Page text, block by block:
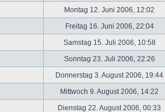
Montag 12. Juni 2006, 12:02
Freitag 16. Juni 2006, 22:04
Samstag 15. Juli 2006, 10:58
Sonntag 23. Juli 2006, 22:26
Donnerstag 3. August 2006, 19:44
Mittwoch 9. August 2006, 14:22
Dienstag 22. August 2006, 00:33